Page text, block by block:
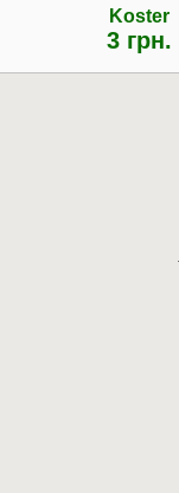
Koster
3 грн.